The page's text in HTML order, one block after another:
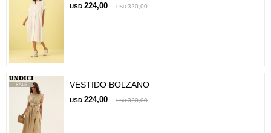
USD 224,00 USD 320,00
VESTIDO BOLZANO
USD 224,00 USD 320,00